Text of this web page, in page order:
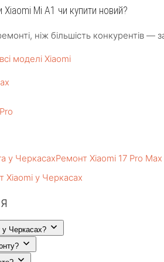
Xiaomi Mi A1 чи купити новий?
ніж більшість конкурентів —
всі моделі Xiaomi
у ЧеркасахРемонт Xiaomi 17 Pro
Xiaomi у Черкасах
у Черкасах?